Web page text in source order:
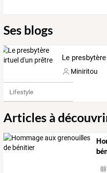
Ses blogs
Miniritou
Lifestyle
Articles à